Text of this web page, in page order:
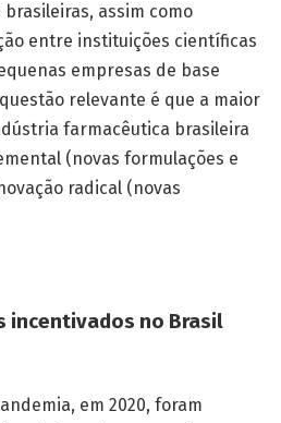
assim como
entre instituições científicas
empresas de base
relevante é que a maior
farmacêutica brasileira
(novas formulações e
radical (novas
incentivados no Brasil
em 2020, foram